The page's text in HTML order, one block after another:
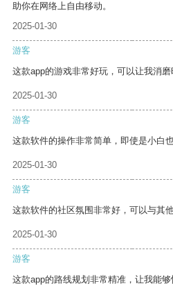
助你在网络上自由移动。
2025-01-30
游客
这款app的游戏非常好玩，可以让我消磨
2025-01-30
游客
这款软件的操作非常简单，即使是小白
2025-01-30
游客
这款软件的社区氛围非常好，可以与其
2025-01-30
游客
这款app的路线规划非常精准，让我能够